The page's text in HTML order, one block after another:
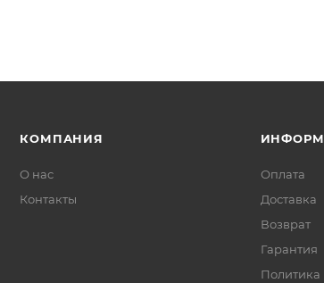
КОМПАНИЯ
О нас
Контакты
Оплата
Доставка
Возврат
Гарантия
Политика